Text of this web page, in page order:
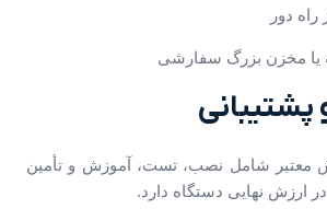
دور
یا مخزن بزرگ سفارشی
معتبر شامل نصب، تست، آموزش و تأمین
نهایی دستگاه دارد.